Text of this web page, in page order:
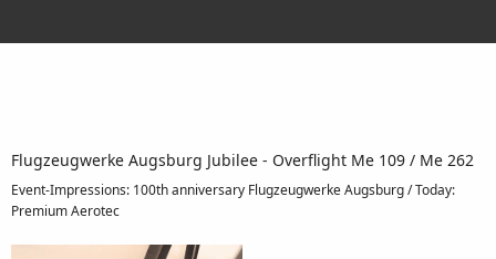
Flugzeugwerke Augsburg Jubilee - Overflight Me 109 / Me 262
Event-Impressions: 100th anniversary Flugzeugwerke Augsburg / Today:
Premium Aerotec